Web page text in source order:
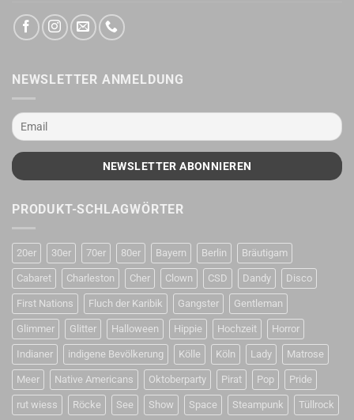
NEWSLETTER ANMELDUNG
PRODUKT-SCHLAGWÖRTER
20er 30er 70er 80er Bayern Berlin Bräutigam
Cabaret Charleston Cher Clown CSD Dandy Disco
First Nations Fluch der Karibik Gangster Gentleman
Glimmer Glitter Halloween Hippie Hochzeit Horror
Indianer indigene Bevölkerung Kölle Köln Lady Matrose
Meer Native Americans Oktoberparty Pirat Pop Pride
rut wiess Röcke See Show Space Steampunk Tüllrock